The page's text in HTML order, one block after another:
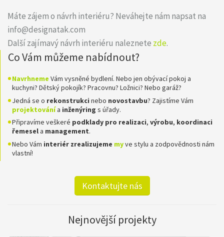
Máte zájem o návrh interiéru? Neváhejte nám napsat na
info@designatak.com
Další zajímavý návrh interiéru naleznete zde.
Co Vám můžeme nabídnout?
Navrhneme Vám vysněné bydlení. Nebo jen obývací pokoj a
kuchyni? Dětský pokojík? Pracovnu? Ložnici? Nebo garáž?
Jedná se o rekonstrukci nebo novostavbu? Zajistíme Vám
projektovánía inženýring s úřady.
Připravíme veškeré podklady pro realizaci, výrobu, koordinaci
řemesela management.
Nebo Vám interiér zrealizujeme myve stylu a zodpovědnosti nám
vlastní!
Kontaktujte nás
Nejnovější projekty